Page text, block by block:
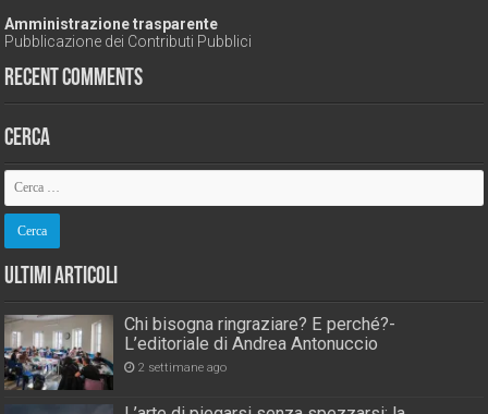
Amministrazione trasparente
Pubblicazione dei Contributi Pubblici
Recent Comments
Cerca
Ultimi Articoli
Chi bisogna ringraziare? E perché?-
L’editoriale di Andrea Antonuccio
2 settimane ago